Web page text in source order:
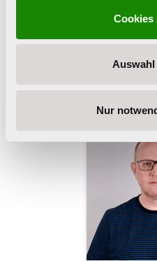
Cookies
Auswahl
Nur
Verfügung gestellten